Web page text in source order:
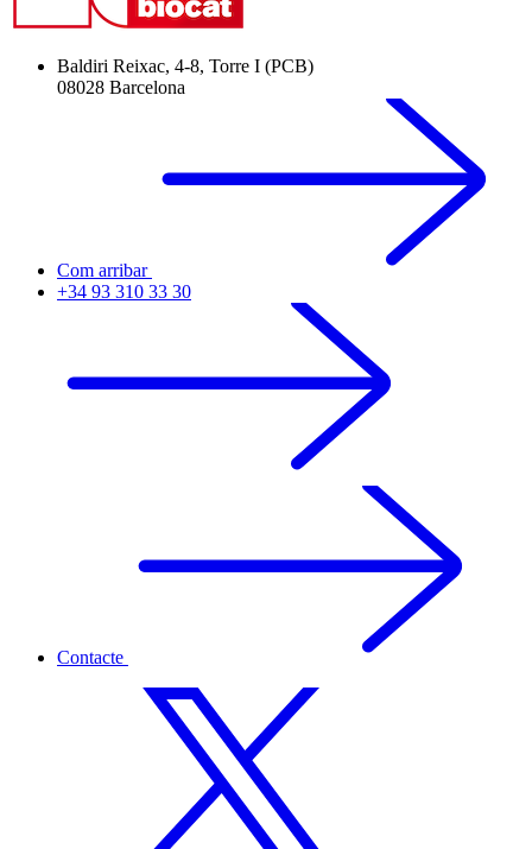
Baldiri Reixac, 4-8, Torre I (PCB)
08028 Barcelona
Com arribar
+34 93 310 33 30
Contacte